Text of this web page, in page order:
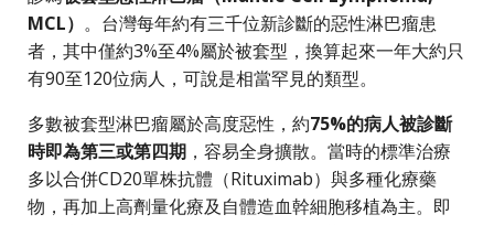
MCL） 。台灣每年約有三千位新診斷的惡性淋巴瘤患
者，其中僅約3%至4%屬於被套型，換算起來一年大約只
有90至120位病人，可說是相當罕見的類型。
多數被套型淋巴瘤屬於高度惡性，約75%的病人被診斷
時即為第三或第四期 ，容易全身擴散。當時的標準治療
多以合併CD20單株抗體（Rituximab）與多種化療藥
物，再加上高劑量化療及自體造血幹細胞移植為主。即